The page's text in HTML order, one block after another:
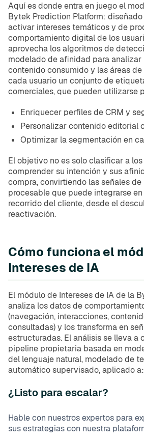
Aquí es donde entra en juego el
Bytek Prediction Platform:
activar intereses temáticos y de
comportamiento digital de los
aprovecha los algoritmos de
modelado de afinidad para analizar
contenido consumido y las áreas
cada usuario un conjunto de
comerciales, que pueden utilizarse
Enriquecer perfiles de CRM y
Personalizar contenido editorial
Optimizar la segmentación en
El objetivo no es solo clasificar a
comprender su intención y sus
compra, convirtiendo las señales
procesable que puede integrarse
recorrido del cliente, desde el
reactivación.
Cómo funciona el
Intereses de IA
El módulo de Intereses de IA de la
analiza los datos de
(navegación, interacciones,
consultadas) y los transforma en
estructuradas. El análisis se lleva a
pipeline propietaria basada en
del lenguaje natural, modelado de
automático supervisado, aplicado a:
¿Listo para escalar?
Hable con nuestros expertos para
sus estrategias con nuestra